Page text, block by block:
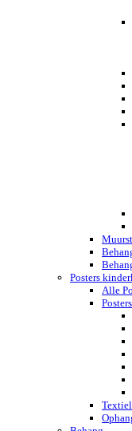
Posters
Alle